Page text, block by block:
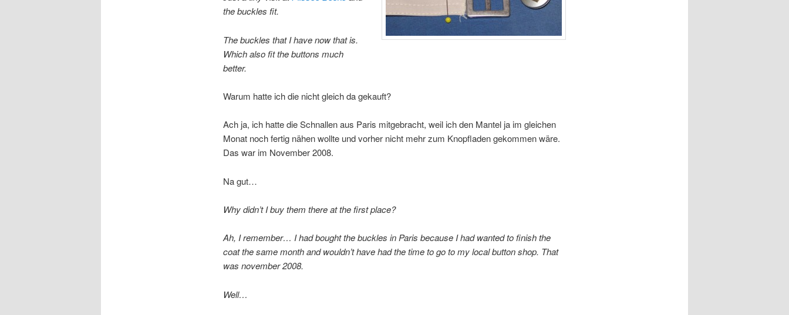
the buckles fit.
The buckles that I have now that is.
Which also fit the buttons much
better.
Warum hatte ich die nicht gleich da gekauft?
Ach ja, ich hatte die Schnallen aus Paris mitgebracht, weil ich den Mantel ja im gleichen
Monat noch fertig nähen wollte und vorher nicht mehr zum Knopfladen gekommen wäre.
Das war im November 2008.
Na gut…
Why didn’t I buy them there at the first place?
Ah, I remember… I had bought the buckles in Paris because I had wanted to finish the
coat the same month and wouldn’t have had the time to go to my local button shop. That
was november 2008.
Well…